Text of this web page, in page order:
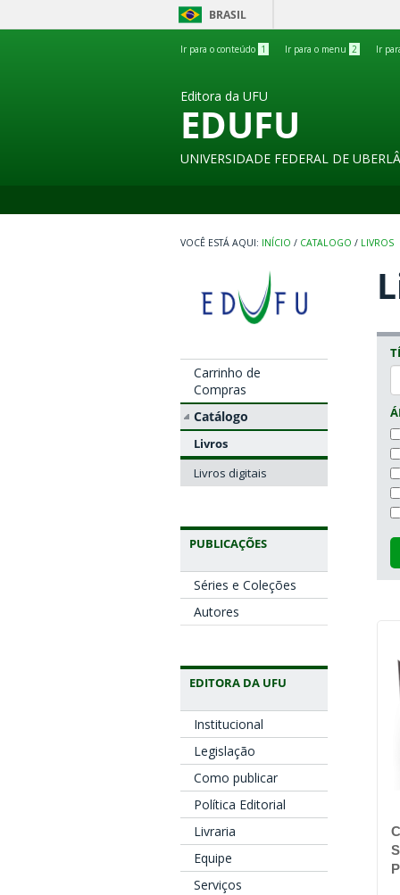
BRASIL
Ir para o conteúdo 1 Ir para o menu 2 Ir
Editora da UFU
EDUFU
UNIVERSIDADE FEDERAL DE
INÍCIO / CATALOGO / LIVROS
Carrinho de
Compras
Catálogo
Livros
Livros digitais
PUBLICAÇÕES
Séries e Coleções
Autores
EDITORA DA UFU
Institucional
Legislação
Como publicar
Política Editorial
Livraria
Equipe
Serviços